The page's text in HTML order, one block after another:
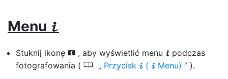
Menu i
Stuknij ikonę i , aby wyświetlić menu i podczas
fotografowania ( 0 Przycisk i ( i Menu) ).